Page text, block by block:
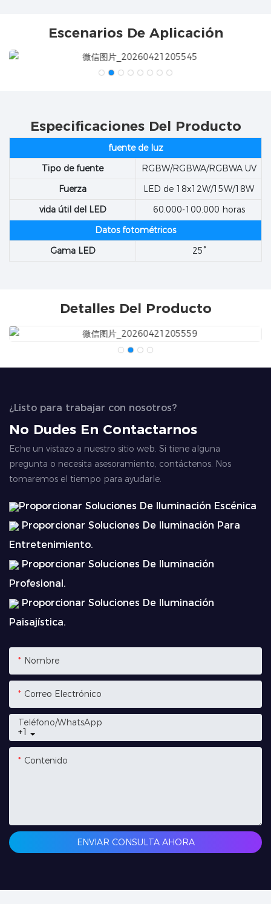
Escenarios De Aplicación
Especificaciones Del Producto
fuente de luz
Tipo de fuente
RGBW/RGBWA/RGBWA UV
Fuerza
LED de 18x12W/15W/18W
vida útil del LED
60.000-100.000 horas
Datos fotométricos
Gama LED
25°
Detalles Del Producto
¿Listo para trabajar con nosotros?
No Dudes En Contactarnos
Eche un vistazo a nuestro sitio web. Si tiene alguna
pregunta o necesita asesoramiento, contáctenos. Nos
tomaremos el tiempo para ayudarle.
Proporcionar Soluciones De Iluminación Escénica
Proporcionar Soluciones De Iluminación Para
Entretenimiento.
Proporcionar Soluciones De Iluminación
Profesional.
Proporcionar Soluciones De Iluminación
Paisajística.
Nombre
Correo Electrónico
+1
Teléfono/WhatsApp
Contenido
ENVIAR CONSULTA AHORA